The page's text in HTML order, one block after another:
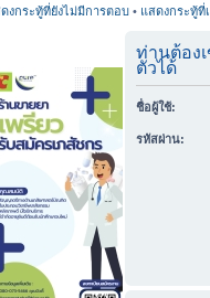
งกระทู้ที่ยังไม่มีการตอบ • แสดงกระทู้ที่
ท่านต้อง
ตัวได้
ชื่อผู้ใช้:
รหัสผ่าน: